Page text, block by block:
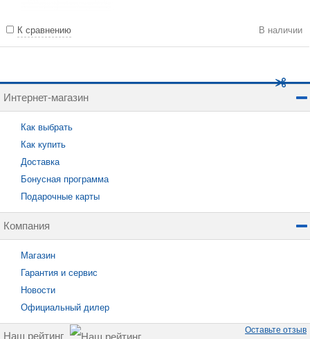
К сравнению В наличии
Интернет-магазин
Как выбрать
Как купить
Доставка
Бонусная программа
Подарочные карты
Компания
Магазин
Гарантия и сервис
Новости
Официальный дилер
Наш рейтинг Оставьте отзыв